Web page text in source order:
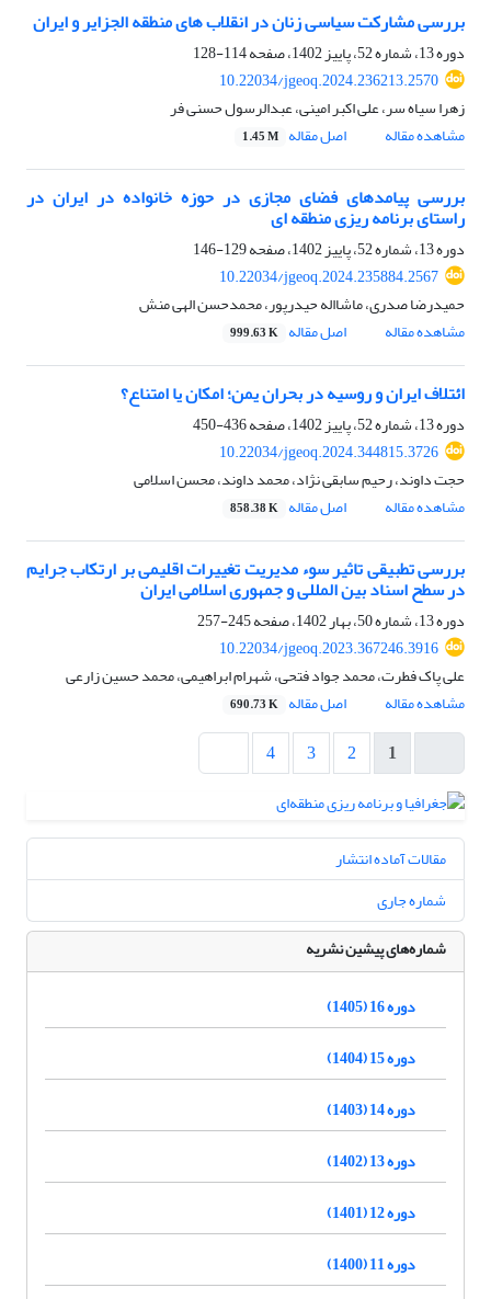
بررسی مشارکت سیاسی زنان در انقلاب های منطقه الجزایر و ایران
دوره 13، شماره 52، پاییز 1402، صفحه
114-128
10.22034/jgeoq.2024.236213.2570
زهرا سیاه سر، علی اکبر امینی، عبدالرسول حسنی فر
مشاهده مقاله
اصل مقاله 1.45 M
بررسی پیامدهای فضای مجازی در حوزه خانواده در ایران در
راستای برنامه ریزی منطقه ای
دوره 13، شماره 52، پاییز 1402، صفحه
129-146
10.22034/jgeoq.2024.235884.2567
حمیدرضا صدری، ماشااله حیدرپور، محمدحسن الهی منش
مشاهده مقاله
اصل مقاله 999.63 K
ائتلاف ایران و روسیه در بحران یمن؛ امکان یا امتناع؟
دوره 13، شماره 52، پاییز 1402، صفحه
436-450
10.22034/jgeoq.2024.344815.3726
حجت داوند، رحیم سابقی نژاد، محمد داوند، محسن اسلامی
مشاهده مقاله
اصل مقاله 858.38 K
بررسی تطبیقی تاثیر سوء مدیریت تغییرات اقلیمی بر ارتکاب جرایم
در سطح اسناد بین المللی و جمهوری اسلامی ایران
دوره 13، شماره 50، بهار 1402، صفحه
245-257
10.22034/jgeoq.2023.367246.3916
علی پاک فطرت، محمد جواد فتحی، شهرام ابراهیمی، محمد حسین زارعی
مشاهده مقاله
اصل مقاله 690.73 K
1
2
3
4
مقالات آماده انتشار
شماره جاری
شماره‌های پیشین نشریه
دوره 16 (1405)
دوره 15 (1404)
دوره 14 (1403)
دوره 13 (1402)
دوره 12 (1401)
دوره 11 (1400)